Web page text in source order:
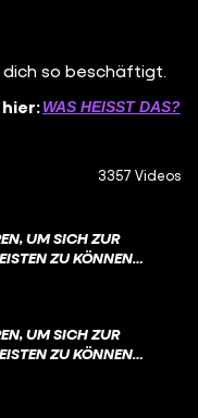
dich so beschäftigt.
WAS HEISST DAS?
3357 Videos
UM SICH ZUR
ZU KÖNNEN…
UM SICH ZUR
ZU KÖNNEN…